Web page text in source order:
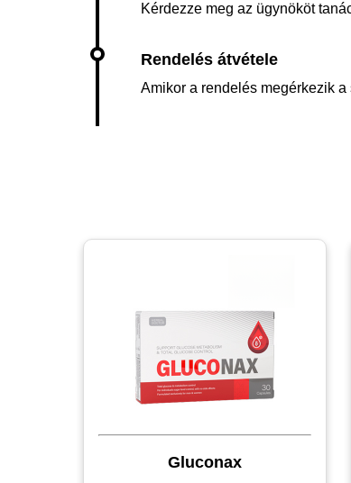
Kérdezze meg az ügynököt
Amikor a rendelés megérkezik
Gluconax